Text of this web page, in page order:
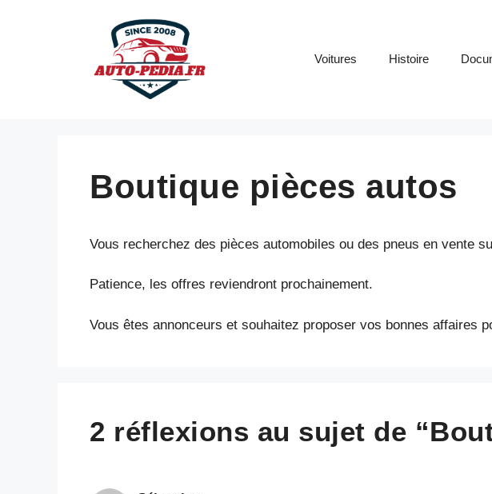
Voitures Histoire
Boutique pièces autos
Vous recherchez des pièces automobiles ou des pneus en vente
Patience, les offres reviendront prochainement.
Vous êtes annonceurs et souhaitez proposer vos bonnes affaires
2 réflexions au sujet de